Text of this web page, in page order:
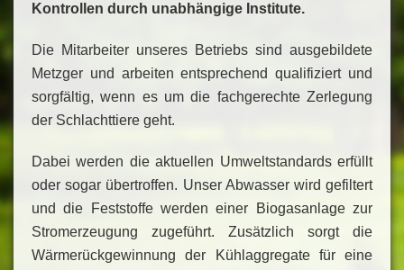
Kontrollen durch unabhängige Institute.
Die Mitarbeiter unseres Betriebs sind ausgebildete
Metzger und arbeiten entsprechend qualifiziert und
sorgfältig, wenn es um die fachgerechte Zerlegung
der Schlachttiere geht.
Dabei werden die aktuellen Umweltstandards erfüllt
oder sogar übertroffen. Unser Abwasser wird gefiltert
und die Feststoffe werden einer Biogasanlage zur
Stromerzeugung zugeführt. Zusätzlich sorgt die
Wärmerückgewinnung der Kühlaggregate für eine